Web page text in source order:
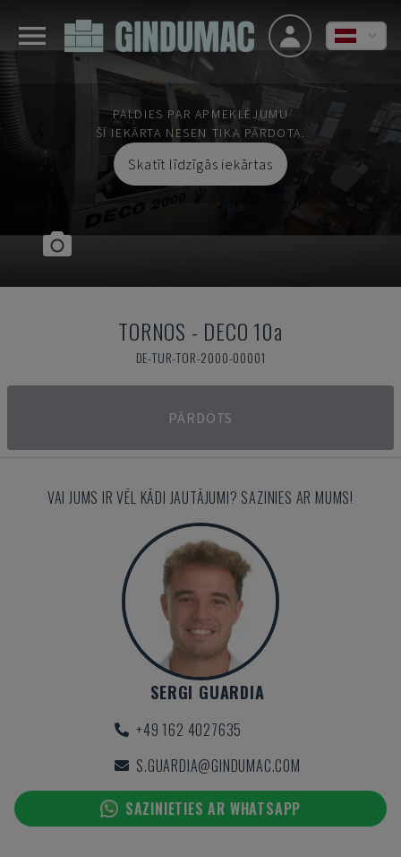
PALDIES PAR APMEKLĒJUMU
ŠĪ IEKĀRTA NESEN TIKA PĀRDOTA.
Skatīt līdzīgās iekārtas
TORNOS - DECO 10a
DE-TUR-TOR-2000-00001
PĀRDOTS
VAI JUMS IR VĒL KĀDI JAUTĀJUMI? SAZINIES AR MUMS!
SERGI GUARDIA
+49 162 4027635
S.GUARDIA@GINDUMAC.COM
SAZINIETIES AR WHATSAPP